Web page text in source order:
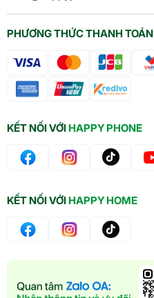
PHƯƠNG THỨC THANH TOÁN
KẾT NỐI VỚIHAPPY PHONE
KẾT NỐI VỚIHAPPY HOME